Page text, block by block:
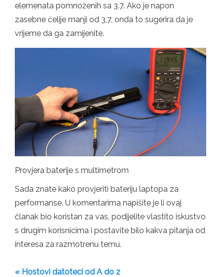
elemenata pomnoženih sa 3.7. Ako je napon
zasebne ćelije manji od 3,7, onda to sugerira da je
vrijeme da ga zamijenite.
Provjera baterije s multimetrom
Sada znate kako provjeriti bateriju laptopa za
performanse. U komentarima napišite je li ovaj
članak bio koristan za vas, podijelite vlastito iskustvo
s drugim korisnicima i postavite bilo kakva pitanja od
interesa za razmotrenu temu.
« Hostovi datoteci od A do z